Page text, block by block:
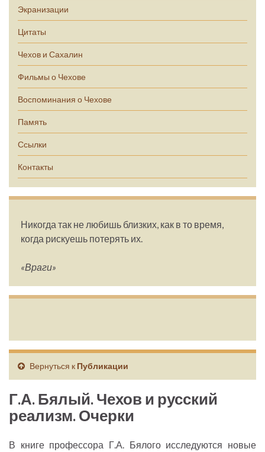
Экранизации
Цитаты
Чехов и Сахалин
Фильмы о Чехове
Воспоминания о Чехове
Память
Ссылки
Контакты
Никогда так не любишь близких, как в то время,
когда рискуешь потерять их.
«Враги»
Вернуться к Публикации
Г.А. Бялый. Чехов и русский
реализм. Очерки
В книге профессора Г.А. Бялого исследуются новые